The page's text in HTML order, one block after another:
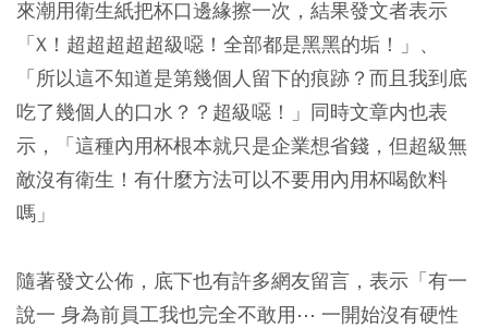
來潮用衛生紙把杯口邊緣擦一次，結果發文者表示
「X！超超超超超級噁！全部都是黑黑的垢！」、
「所以這不知道是第幾個人留下的痕跡？而且我到底
吃了幾個人的口水？？超級噁！」同時文章内也表
示，「這種內用杯根本就只是企業想省錢，但超級無
敵沒有衛生！有什麼方法可以不要用內用杯喝飲料
嗎」
隨著發文公佈，底下也有許多網友留言，表示「有一
說一 身為前員工我也完全不敢用⋯ 一開始沒有硬性